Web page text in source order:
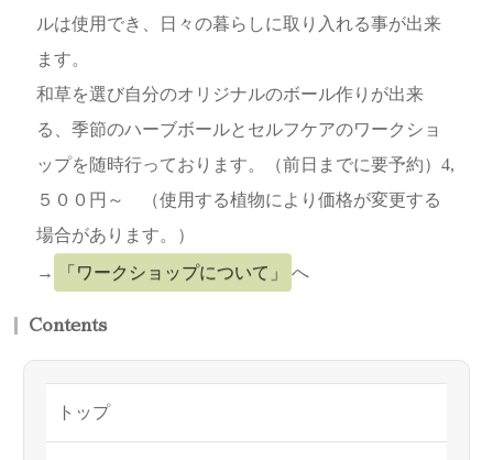
ルは使用でき、日々の暮らしに取り入れる事が出来
ます。
和草を選び自分のオリジナルのボール作りが出来
る、季節のハーブボールとセルフケアのワークショ
ップを随時行っております。（前日までに要予約）4,
５００円～ （使用する植物により価格が変更する
場合があります。）
→
「ワークショップについて」 へ
Contents
トップ